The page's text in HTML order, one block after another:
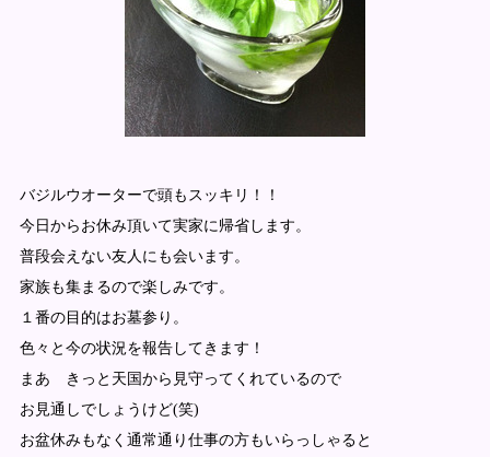
バジルウオーターで頭もスッキリ！！
今日からお休み頂いて実家に帰省します。
普段会えない友人にも会います。
家族も集まるので楽しみです。
１番の目的はお墓参り。
色々と今の状況を報告してきます！
まあ きっと天国から見守ってくれているので
お見通しでしょうけど(笑)
お盆休みもなく通常通り仕事の方もいらっしゃると